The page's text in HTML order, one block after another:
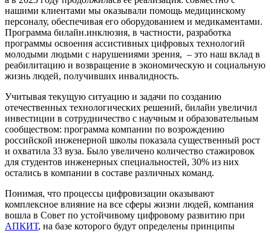
нашими клиентами мы оказывали помощь медицинскому
персоналу, обеспечивая его оборудованием и медикаментами.
Программа билайн.инклюзия, в частности, разработка
программы освоения ассистивных цифровых технологий
молодыми людьми с нарушениями зрения, – это наш вклад в
реабилитацию и возвращение в экономическую и социальную
жизнь людей, получивших инвалидность.
Учитывая текущую ситуацию и задачи по созданию
отечественных технологических решений, билайн увеличил
инвестиции в сотрудничество с научным и образовательным
сообществом: программа компании по возрождению
российской инженерной школы показала существенный рост
и охватила 33 вуза. Было увеличено количество стажировок
для студентов инженерных специальностей, 30% из них
остались в компании в составе различных команд.
Понимая, что процессы цифровизации оказывают
комплексное влияние на все сферы жизни людей, компания
вошла в Совет по устойчивому цифровому развитию при
АПКИТ, на базе которого будут определены принципы